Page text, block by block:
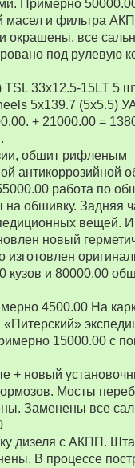
Примерно
масел и фильтра
окрашены, все
под рулевую
33x12.5-15LT 5
5x139.7 (5x5.5)
+ 21000.00 =
обшит рифленым
антикоррозийной
работа по
обшивку. Задняя
вещей.
новый
изготовлен
и 80000.00
4500.00 На
15000.00 с
+ новый
Мосты
Заменены все
дизеля с АКПП.
В процессе